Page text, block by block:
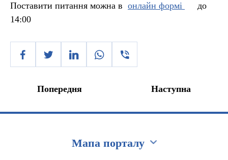
Поставити питання можна в онлайн формі
до
14:00
Попередня Наступна
Мапа порталу